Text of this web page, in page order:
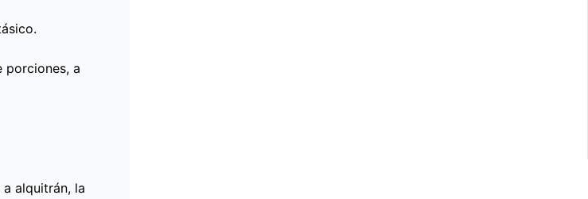
porciones, a
alquitrán, la